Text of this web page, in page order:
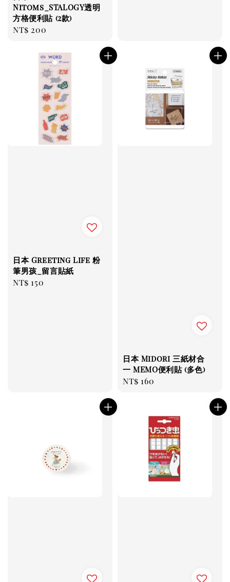
Nitoms_STALOGY透明
方格便利貼 (2款)
Regular
NT$ 200
日本 Greeting Life 粉
筆男孩_留言貼紙
Regular
NT$ 150
日本 Midori 三紙材合
一 MEMO便利貼 (多色)
Regular
NT$ 160